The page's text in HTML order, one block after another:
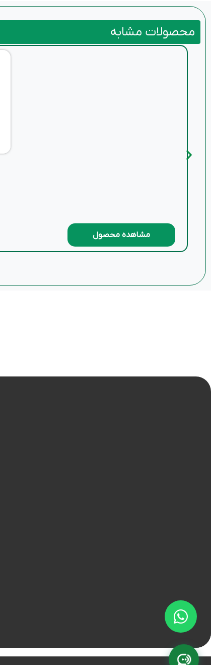
محصولات مشابه
مشاهده محصول